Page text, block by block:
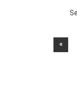
«